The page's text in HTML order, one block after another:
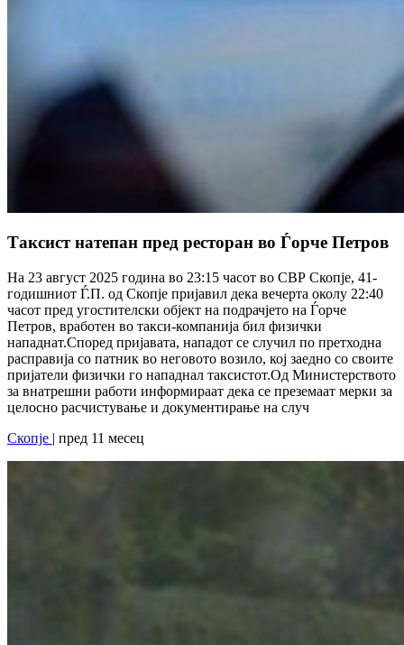
Таксист натепан пред ресторан во Ѓорче Петров
На 23 август 2025 година во 23:15 часот во СВР Скопје, 41-
годишниот Ѓ.П. од Скопје пријавил дека вечерта околу 22:40
часот пред угостителски објект на подрачјето на Ѓорче
Петров, вработен во такси-компанија бил физички
нападнат.Според пријавата, нападот се случил по претходна
расправија со патник во неговото возило, кој заедно со своите
пријатели физички го нападнал таксистот.Од Министерството
за внатрешни работи информираат дека се преземаат мерки за
целосно расчистување и документирање на случ
Скопје | пред 11 месец